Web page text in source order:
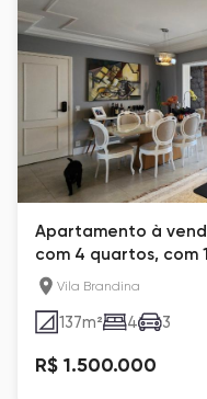
Apartamento à
com 4 quartos, com
Vila Brandina
137m² 4 3
R$ 1.500.000